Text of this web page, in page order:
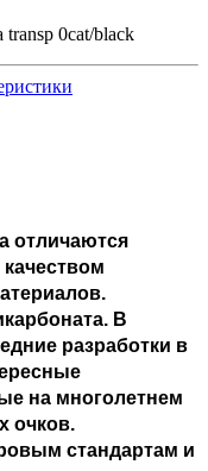
0cat/black
отличаются
В
разработки в
на многолетнем
очков.
стандартам и